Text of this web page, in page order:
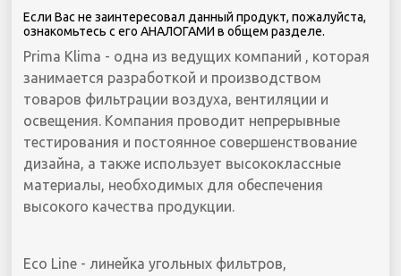
Если Вас не заинтересовал данный продукт, пожалуйста,
ознакомьтесь с его АНАЛОГАМИ в общем разделе.
Prima Klima - одна из ведущих компаний , которая
занимается разработкой и производством
товаров фильтрации воздуха, вентиляции и
освещения. Компания проводит непрерывные
тестирования и постоянное совершенствование
дизайна, а также использует высококлассные
материалы, необходимых для обеспечения
высокого качества продукции.
Eco Line - линейка угольных фильтров,